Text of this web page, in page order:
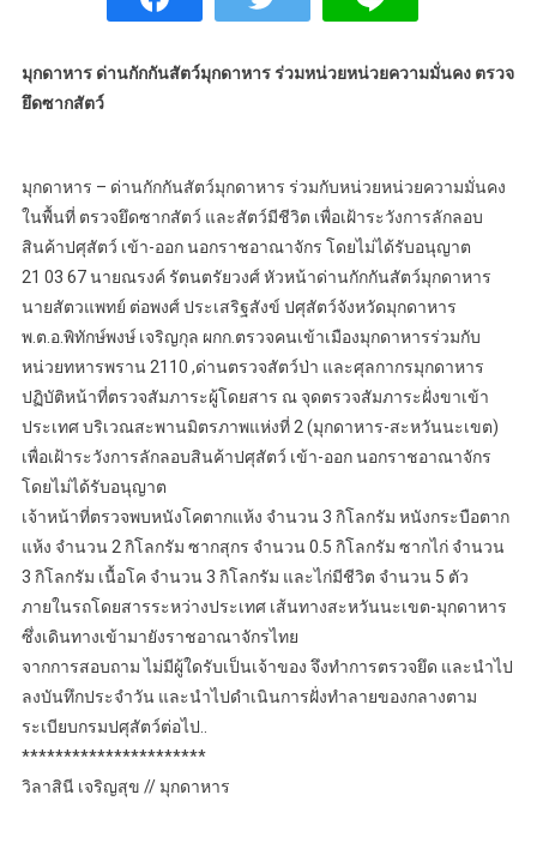
มุกดาหาร ด่านกักกันสัตว์มุกดาหาร ร่วมหน่วยหน่วยความมั่นคง ตรวจ
ยึดซากสัตว์
มุกดาหาร – ด่านกักกันสัตว์มุกดาหาร ร่วมกับหน่วยหน่วยความมั่นคง
ในพื้นที่ ตรวจยึดซากสัตว์ และสัตว์มีชีวิต เพื่อเฝ้าระวังการลักลอบ
สินค้าปศุสัตว์ เข้า-ออก นอกราชอาณาจักร โดยไม่ได้รับอนุญาต
21 03 67 นายณรงค์ รัตนตรัยวงศ์ หัวหน้าด่านกักกันสัตว์มุกดาหาร
นายสัตวแพทย์ ต่อพงศ์ ประเสริฐสังข์ ปศุสัตว์จังหวัดมุกดาหาร
พ.ต.อ.พิทักษ์พงษ์ เจริญกุล ผกก.ตรวจคนเข้าเมืองมุกดาหารร่วมกับ
หน่วยทหารพราน 2110 ,ด่านตรวจสัตว์ป่า และศุลกากรมุกดาหาร
ปฏิบัติหน้าที่ตรวจสัมภาระผู้โดยสาร ณ จุดตรวจสัมภาระฝั่งขาเข้า
ประเทศ บริเวณสะพานมิตรภาพแห่งที่ 2 (มุกดาหาร-สะหวันนะเขต)
เพื่อเฝ้าระวังการลักลอบสินค้าปศุสัตว์ เข้า-ออก นอกราชอาณาจักร
โดยไม่ได้รับอนุญาต
เจ้าหน้าที่ตรวจพบหนังโคตากแห้ง จำนวน 3 กิโลกรัม หนังกระบือตาก
แห้ง จำนวน 2 กิโลกรัม ซากสุกร จำนวน 0.5 กิโลกรัม ซากไก่ จำนวน
3 กิโลกรัม เนื้อโค จำนวน 3 กิโลกรัม และไก่มีชีวิต จำนวน 5 ตัว
ภายในรถโดยสารระหว่างประเทศ เส้นทางสะหวันนะเขต-มุกดาหาร
ซึ่งเดินทางเข้ามายังราชอาณาจักรไทย
จากการสอบถาม ไม่มีผู้ใดรับเป็นเจ้าของ จึงทำการตรวจยึด และนำไป
ลงบันทึกประจำวัน และนำไปดำเนินการฝั่งทำลายของกลางตาม
ระเบียบกรมปศุสัตว์ต่อไป..
**********************
วิลาสินี เจริญสุข // มุกดาหาร